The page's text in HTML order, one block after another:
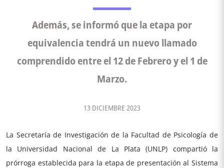
Además, se informó que la etapa por
equivalencia tendrá un nuevo llamado
comprendido entre el 12 de Febrero y el 1 de
Marzo.
13 DICIEMBRE 2023
La Secretaría de Investigación de la Facultad de Psicología de
la Universidad Nacional de La Plata (UNLP) compartió la
prórroga establecida para la etapa de presentación al Sistema